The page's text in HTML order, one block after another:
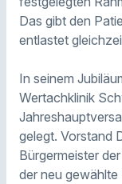
Das gibt den
entlastet
In seinem
Wertachklinik
gelegt. Vorstand
Bürgermeister
der neu gewählte